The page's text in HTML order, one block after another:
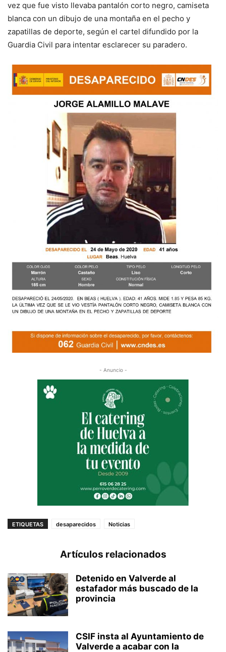
vez que fue visto llevaba pantalón corto negro, camiseta
blanca con un dibujo de una montaña en el pecho y
zapatillas de deporte, según el cartel difundido por la
Guardia Civil para intentar esclarecer su paradero.
- Anuncio -
ETIQUETAS desaparecidos Noticias
Artículos relacionados
Detenido en Valverde al
estafador más buscado de la
provincia
CSIF insta al Ayuntamiento de
Valverde a acabar con la